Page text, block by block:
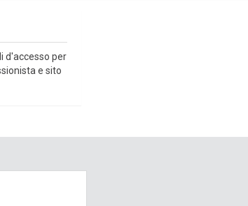
d'accesso per
e sito